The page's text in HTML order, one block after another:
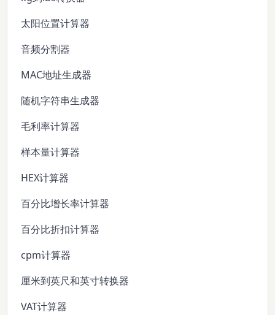
太阳位置计算器
音频分割器
MAC地址生成器
随机字符串生成器
毛利率计算器
样本量计算器
HEX计算器
百分比增长率计算器
百分比折扣计算器
cpm计算器
厘米到英尺和英寸转换器
VAT计算器